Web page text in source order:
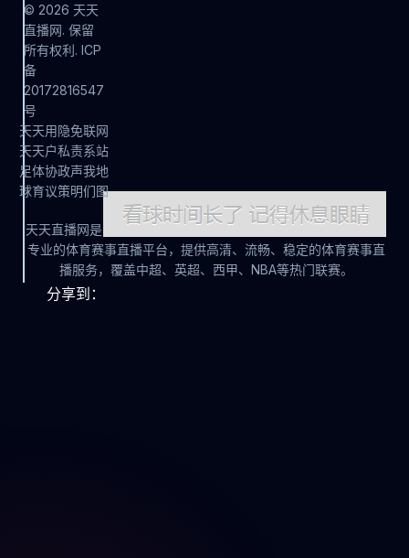
分享到：
© 2026 天天
直播网. 保留
所有权利. ICP
备
20172816547
号
天
天
足
球
天
天
体
育
用
户
协
议
隐
私
政
策
免
责
声
明
联
系
我
们
网
站
地
图
天天直播网是
专业的体育赛事直播平台，提供高清、流畅、稳定的体育赛事直
播服务，覆盖中超、英超、西甲、NBA等热门联赛。